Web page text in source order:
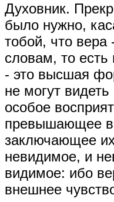
Духовник.
было нужно,
тобой, что вера
словам, то есть
- это высшая
не могут
особое
превышающее
заключающее
невидимое, и
видимое: ибо
внешнее